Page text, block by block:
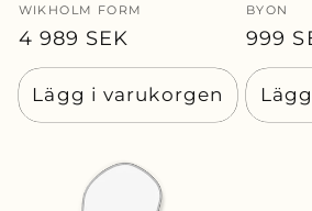
Säljare:
WIKHOLM FORM
Ordinarie
pris
4 989 SEK
Lägg i varukorgen
Säljare:
BYON
pris
999